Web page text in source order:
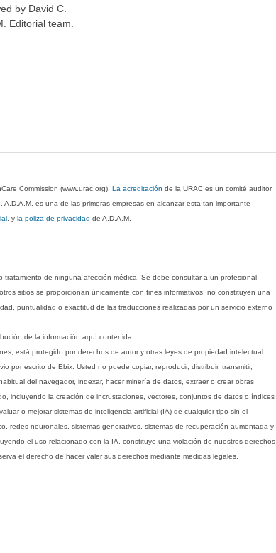
by David C.
Editorial team.
Commission (www.urac.org).La acreditación de la URAC es un comité auditor
es una de las primeras empresas en alcanzar esta tan importante
, yla poliza de privacidad de A.D.A.M.
de ninguna afección médica. Se debe consultar a un profesional
sitios se proporcionan únicamente con fines informativos; no constituyen una
puntualidad o exactitud de las traducciones realizadas por un servicio externo
de la información aquí contenida.
está protegido por derechos de autor y otras leyes de propiedad intelectual.
por escrito de Ebix. Usted no puede copiar, reproducir, distribuir, transmitir,
del navegador, indexar, hacer minería de datos, extraer o crear obras
incluyendo la creación de incrustaciones, vectores, conjuntos de datos o índices
o mejorar sistemas de inteligencia artificial (IA) de cualquier tipo sin el
redes neuronales, sistemas generativos, sistemas de recuperación aumentada y
el uso relacionado con la IA, constituye una violación de nuestros derechos
el derecho de hacer valer sus derechos mediante medidas legales,